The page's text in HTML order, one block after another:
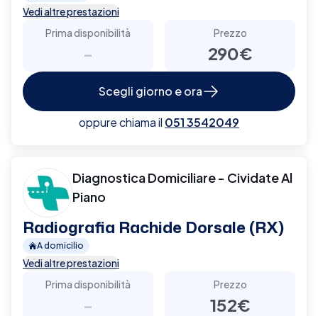
Vedi altre prestazioni
Prima disponibilità
-
Prezzo
290€
Scegli giorno e ora
oppure chiama il 051 3542049
Diagnostica Domiciliare - Cividate Al
Piano
Radiografia Rachide Dorsale (RX)
A domicilio
Vedi altre prestazioni
Prima disponibilità
-
Prezzo
152€